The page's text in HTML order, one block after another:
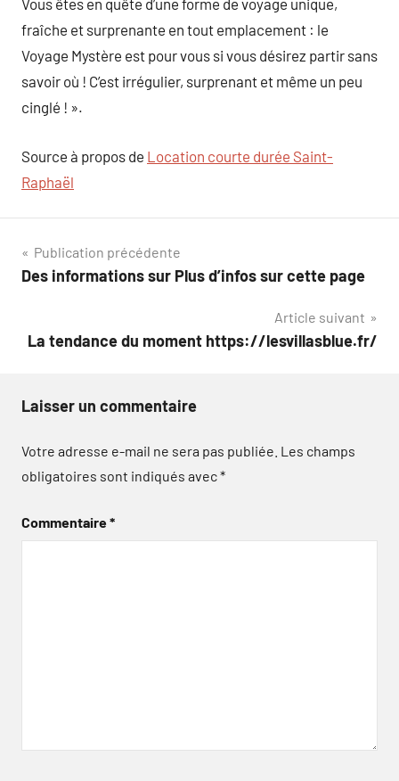
Vous êtes en quête d’une forme de voyage unique,
fraîche et surprenante en tout emplacement : le
Voyage Mystère est pour vous si vous désirez partir sans
savoir où ! C’est irrégulier, surprenant et même un peu
cinglé ! ».
Source à propos de Location courte durée Saint-
Raphaël
Navigation
de
Publication précédente
Des informations sur Plus d’infos sur cette page
Article suivant
La tendance du moment https://lesvillasblue.fr/
Laisser un commentaire
Votre adresse e-mail ne sera pas publiée. Les champs
obligatoires sont indiqués avec*
Commentaire*